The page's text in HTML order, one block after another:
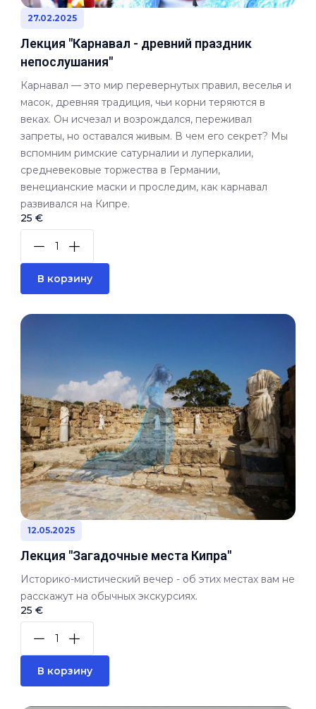
27.02.2025
Лекция "Карнавал - древний праздник
непослушания"
Карнавал — это мир перевернутых правил, веселья и
масок, древняя традиция, чьи корни теряются в
веках. Он исчезал и возрождался, переживал
запреты, но оставался живым. В чем его секрет? Мы
вспомним римские сатурналии и луперкалии,
средневековые торжества в Германии,
венецианские маски и проследим, как карнавал
развивался на Кипре.
25 €
В корзину
12.05.2025
Лекция "Загадочные места Кипра"
Историко-мистический вечер - об этих местах вам не
расскажут на обычных экскурсиях.
25 €
В корзину